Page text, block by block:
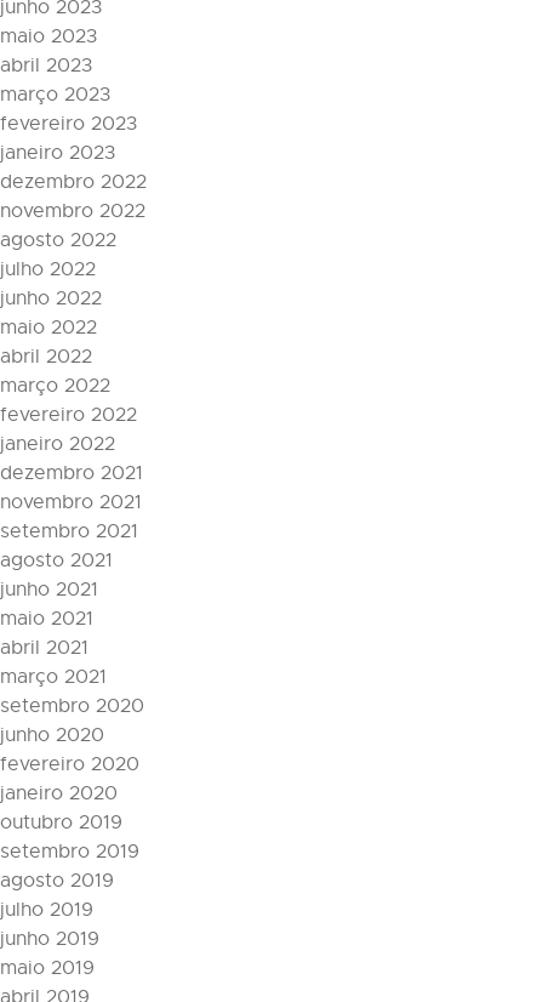
junho 2023
maio 2023
abril 2023
março 2023
fevereiro 2023
janeiro 2023
dezembro 2022
novembro 2022
agosto 2022
julho 2022
junho 2022
maio 2022
abril 2022
março 2022
fevereiro 2022
janeiro 2022
dezembro 2021
novembro 2021
setembro 2021
agosto 2021
junho 2021
maio 2021
abril 2021
março 2021
setembro 2020
junho 2020
fevereiro 2020
janeiro 2020
outubro 2019
setembro 2019
agosto 2019
julho 2019
junho 2019
maio 2019
abril 2019